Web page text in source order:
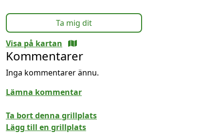
Ta mig dit
Visa på kartan
Kommentarer
Inga kommentarer ännu.
Lämna kommentar
Ta bort denna grillplats
Lägg till en grillplats